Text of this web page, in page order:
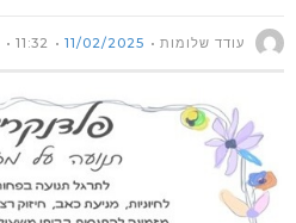
עודד שלומות 11/02/2025
11:32